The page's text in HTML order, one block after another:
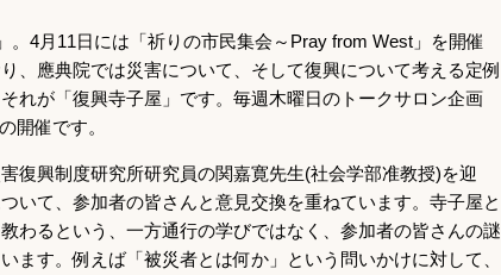
。4月11日には「祈りの市民集会～Pray from West」を開催
、應典院では災害について、そして復興について考える定例
れが「復興寺子屋」です。毎週木曜日のトークサロン企画
開催です。
復興制度研究所研究員の関嘉寛先生(社会学部准教授)を迎
いて、参加者の皆さんと意見交換を重ねています。寺子屋と
わるという、一方通行の学びではなく、参加者の皆さんの謎
ます。例えば「被災者とは何か」という問いかけに対して、